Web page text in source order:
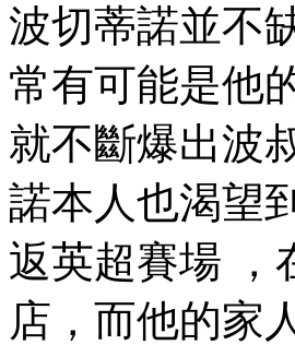
波切蒂諾並不缺
常有可能是他的
就不斷爆出波叔
諾本人也渴望
返英超賽場 
店，而他的